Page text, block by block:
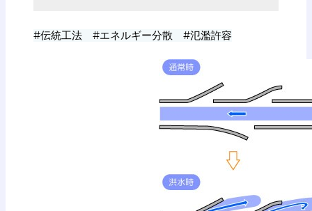
#伝統工法 #エネルギー分散 #氾濫許容